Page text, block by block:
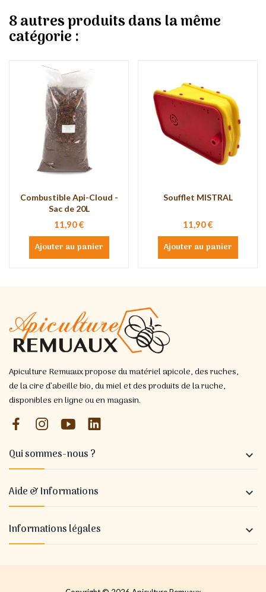
8 autres produits dans la même
catégorie :
Combustible Api-Cloud -
Sac de 20L
11,90 €
Ajouter au panier
Soufflet MISTRAL
11,90 €
Ajouter au panier
Apiculture Remuaux propose du matériel apicole, des ruches,
de la cire d’abeille bio, du miel et des produits de la ruche,
disponibles en ligne ou en magasin.
Qui sommes-nous ? 
Aide & Informations 
Informations légales 